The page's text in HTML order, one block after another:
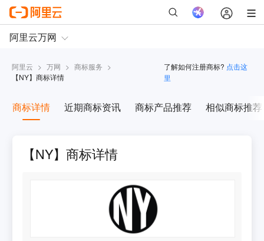
阿里云 > 万网 > 商标服务 >
【NY】商标详情
了解如何注册商标? 点击这
里
商标详情 近期商标资讯 商标产品推荐 相似商标推荐
【NY】商标详情